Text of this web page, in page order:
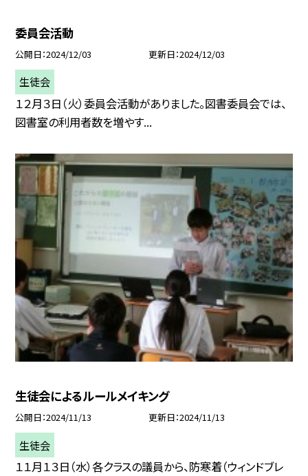
委員会活動
公開日 2024/12/03 更新日 2024/12/03
生徒会
１２月３日（火）委員会活動がありました。図書委員会では、
図書室の利用者数を増やす...
生徒会によるルールメイキング
公開日 2024/11/13 更新日 2024/11/13
生徒会
１１月１３日（水）各クラスの議員から、防寒着（ウィンドブレ